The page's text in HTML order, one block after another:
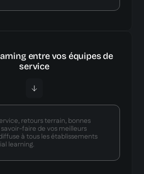
entre vos équipes de
service
retours terrain, bonnes
faire de vos meilleurs
à tous les établissements
learning.